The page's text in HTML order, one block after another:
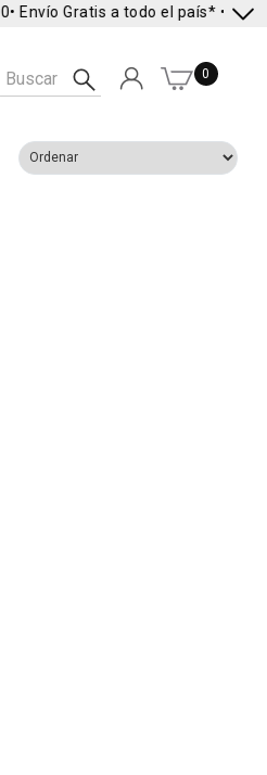
• Envío Gratis a todo el país* •Envío
0